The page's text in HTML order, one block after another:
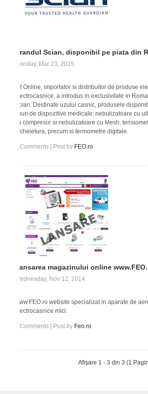
Brandul Scian, disponibil pe piata din
Monday, Mar 23, 2015
Bit Online, importator si distribuitor de produse
electrocasnice, a introdus in exclusivitate in
Scian. Destinate uzului casnic, produsele
tipuri de dispozitive medicale: nebulizatoare cu
cu compresor si nebulizatoare cu Mesh,
incheietura, precum si termometre digitale.
Comments Post by FEO.ro
Lansarea magazinului online
Wednesday, Nov 12, 2014
www.FEO.ro website specializat in aparate de
electrocasnice mici.
Comments Post by Feo.ro
Afişare 1 - 3 din 3 (1